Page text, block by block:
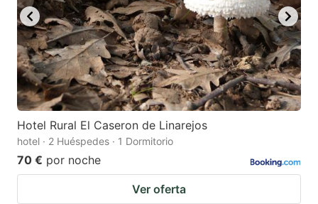
Hotel Rural El Caseron de Linarejos
hotel · 2 Huéspedes · 1 Dormitorio
70 € por noche
Ver oferta